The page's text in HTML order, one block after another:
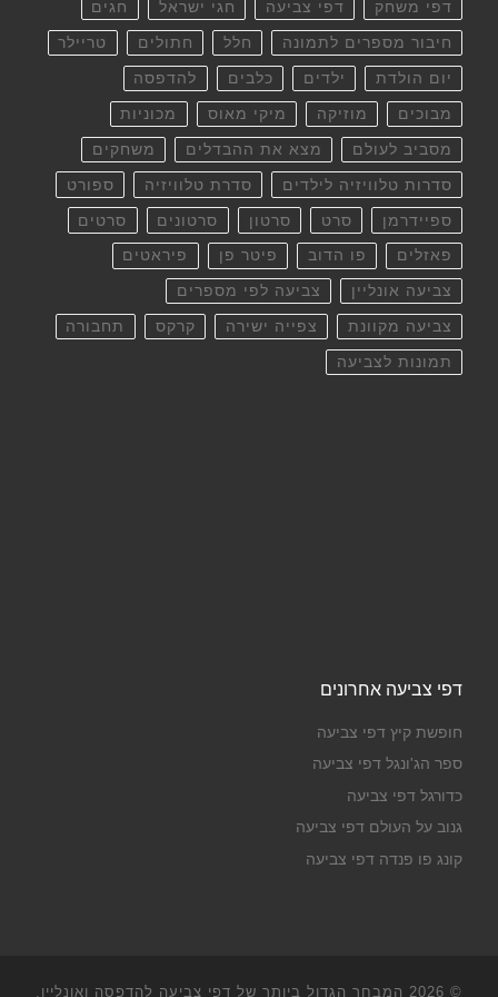
דפי משחק דפי צביעה חגי ישראל חגים
חיבור מספרים לתמונה חלל חתולים טריילר
יום הולדת ילדים כלבים להדפסה
מבוכים מוזיקה מיקי מאוס מכוניות
מסביב לעולם מצא את ההבדלים משחקים
סדרות טלוויזיה לילדים סדרת טלוויזיה ספורט
ספיידרמן סרט סרטון סרטונים סרטים
פאזלים פו הדוב פיטר פן פיראטים
צביעה אונליין צביעה לפי מספרים
צביעה מקוונת צפייה ישירה קרקס תחבורה
תמונות לצביעה
דפי צביעה אחרונים
חופשת קיץ דפי צביעה
ספר הג'ונגל דפי צביעה
כדורגל דפי צביעה
גנוב על העולם דפי צביעה
קונג פו פנדה דפי צביעה
© 2026 המבחר הגדול ביותר של דפי צביעה להדפסה ואונליין,